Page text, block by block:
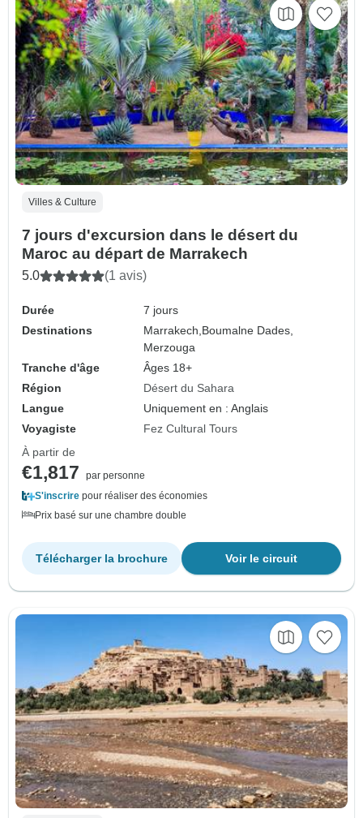
Villes & Culture
7 jours d'excursion dans le désert du
Maroc au départ de Marrakech
5.0 (1 avis)
Durée
7 jours
Destinations
Marrakech, Boumalne Dades,
Merzouga
Tranche d'âge
Âges 18+
Région
Désert du Sahara
Langue
Uniquement en : Anglais
Voyagiste
Fez Cultural Tours
À partir de
€1,817
par personne
S'inscrire pour réaliser des économies
Prix basé sur une chambre double
Voir le circuit
Télécharger la brochure